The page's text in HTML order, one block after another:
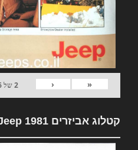
«
‹
2של
קטלוג אביזרים 1981 Jeep